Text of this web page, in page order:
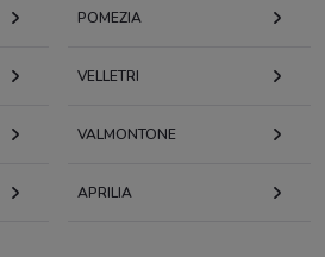
POMEZIA
VELLETRI
VALMONTONE
APRILIA